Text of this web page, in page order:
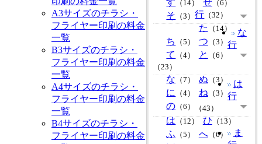
（14） （6）
そ （3）行 （32）
た （14）
ち （5） つ （3）
て （4） と （6）
な
行
（23）
な （7） ぬ （3）
に （4） ね（3）
の （6）
は
行
（43）
は （12） ひ （13）
ふ （5） へ（6）
ま
A3サイズのチラシ・
フライヤー印刷の料金
一覧
B3サイズのチラシ・
フライヤー印刷の料金
一覧
A4サイズのチラシ・
フライヤー印刷の料金
一覧
B4サイズのチラシ・
フライヤー印刷の料金